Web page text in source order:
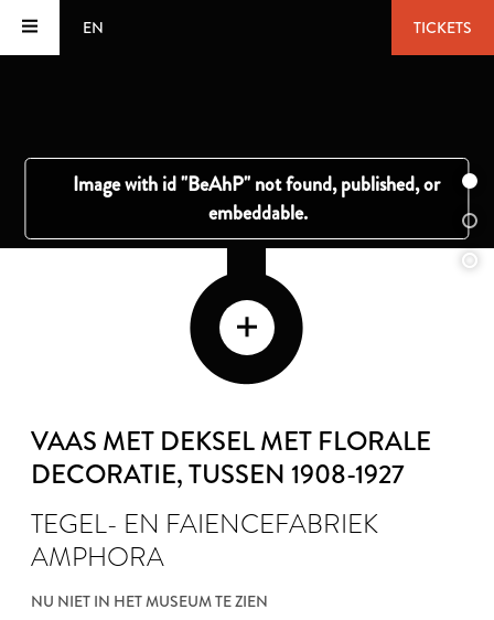
EN TICKETS
VAAS MET DEKSEL MET FLORALE
DECORATIE, TUSSEN 1908-1927
TEGEL- EN FAIENCEFABRIEK
AMPHORA
NU NIET IN HET MUSEUM TE ZIEN